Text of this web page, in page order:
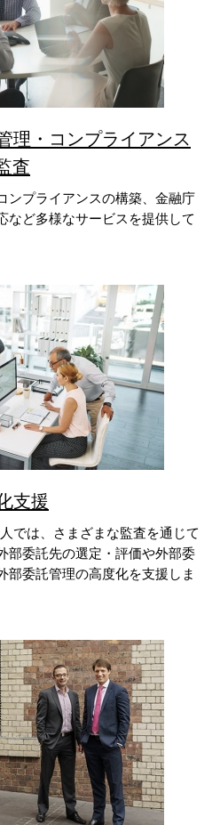
理・コンプライアンス
査
ンプライアンスの構築、金融庁
など多様なサービスを提供して
支援
では、さまざまな監査を通じて
部委託先の選定・評価や外部委
部委託管理の高度化を支援しま